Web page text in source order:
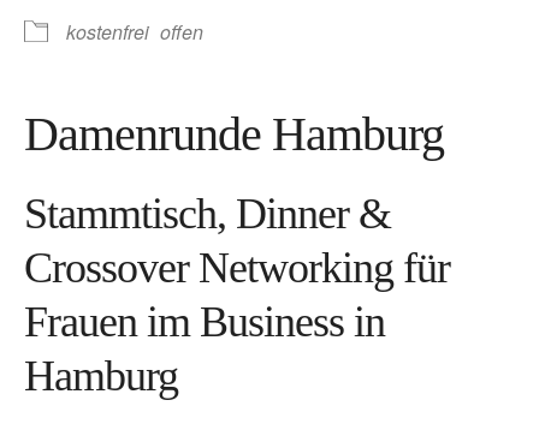
kostenfrei offen
Damenrunde Hamburg
Stammtisch, Dinner &
Crossover Networking für
Frauen im Business in
Hamburg